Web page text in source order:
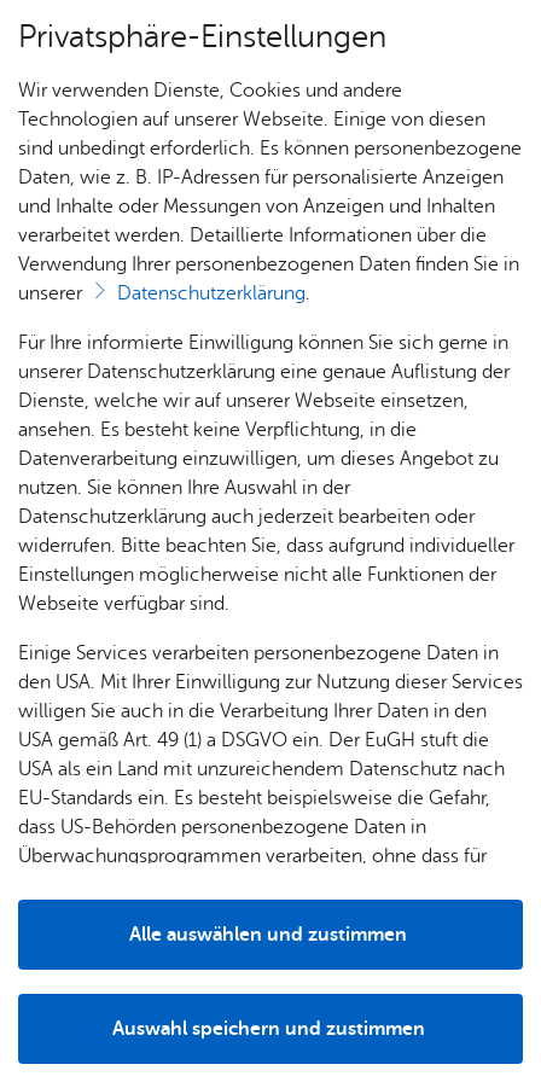
Über­sicht Bür­ger & Stadt
Rat­
haus &
Bür­
ger­
ser­vice
Rat­
häu­ser
& Orts­
ver­
wal­
Ämter
A–Z
Diens
t­leis­
tun­gen
A–Z
For­
Nach­
rich­
ten,
Vi­de­os
& Bil­
der
Me­di­
en­in­
for­ma­
tio­nen
fent­li­
che
Be­
kannt­
ma­
chun­
& TV
Pres­se
Jobs
Stel­
len­an­
ge­bo­te
Aus­bil­
dung &
Stu­di­
um
Bil­
dung
& Be­
treu­
ung
Potz­
be­
treu­
ung
Schu­
len
Bauen
& Um­
welt
Geo­
da­ten
& 3D-
Stadt­
Bau­
stel­len
& Um­
lei­tun­
Um­
welt &
Kli­ma­
Sa­nie­
ren &
bi­li­en
Stadt­
Ge­
sund­
heit &
kum
Ärzte &
Apo­
Fa­mi­lie
& Kin­
der
Se­nio­
ren
Woh­
nen
re­frei
Pfle­ge
& Un­
ter­stüt­
zung
Dienst­leis­tun­gen A–Z
Vor­le­sen
Mes­sen, Aus­stel­lun­gen und
Märk­te ge­werb­lich ver­an­stal­
ten - Fest­set­zung be­an­tra­gen
Auf Antrag können Messen, Ausstellungen und Märkte
unter bestimmten Voraussetzungen festgesetzt werden.
Festgesetzte Messen, Ausstellungen und Märkte genießen
die sogenannten Marktprivilegien, das heißt sie sind
beispielsweise zur Ladenöffnung oder zur Arbeitszeit,
befreit. Für festgesetzte Wochenmärkte, Jahrmärkte und
Spezialmärkte gilt eine Durchführungspflicht.
On­line­an­trag & For­mu­la­re
Zu­stän­dig­keit
Privatsphäre-Einstellungen
Wir verwenden Dienste, Cookies und andere
Technologien auf unserer Webseite. Einige von diesen
sind unbedingt erforderlich. Es können personenbezogene
Daten, wie z. B. IP-Adressen für personalisierte Anzeigen
und Inhalte oder Messungen von Anzeigen und Inhalten
verarbeitet werden. Detaillierte Informationen über die
Verwendung Ihrer personenbezogenen Daten finden Sie in
unserer
Datenschutzerklärung.
Für Ihre informierte Einwilligung können Sie sich gerne in
unserer Datenschutzerklärung eine genaue Auflistung der
Dienste, welche wir auf unserer Webseite einsetzen,
ansehen. Es besteht keine Verpflichtung, in die
Datenverarbeitung einzuwilligen, um dieses Angebot zu
nutzen. Sie können Ihre Auswahl in der
Datenschutzerklärung auch jederzeit bearbeiten oder
widerrufen. Bitte beachten Sie, dass aufgrund individueller
Einstellungen möglicherweise nicht alle Funktionen der
Webseite verfügbar sind.
Einige Services verarbeiten personenbezogene Daten in
den USA. Mit Ihrer Einwilligung zur Nutzung dieser Services
willigen Sie auch in die Verarbeitung Ihrer Daten in den
USA gemäß Art. 49 (1) a DSGVO ein. Der EuGH stuft die
USA als ein Land mit unzureichendem Datenschutz nach
EU-Standards ein. Es besteht beispielsweise die Gefahr,
dass US-Behörden personenbezogene Daten in
Überwachungsprogrammen verarbeiten, ohne dass für
Auswahl speichern und zustimmen
Alle auswählen und zustimmen